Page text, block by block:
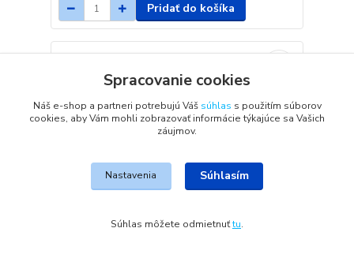
Pridať do košíka
Spracovanie cookies
Náš e-shop a partneri potrebujú Váš súhlas s použitím súborov
cookies, aby Vám mohli zobrazovať informácie týkajúce sa Vašich
záujmov.
Nastavenia Súhlasím
Súhlas môžete odmietnuťtu.